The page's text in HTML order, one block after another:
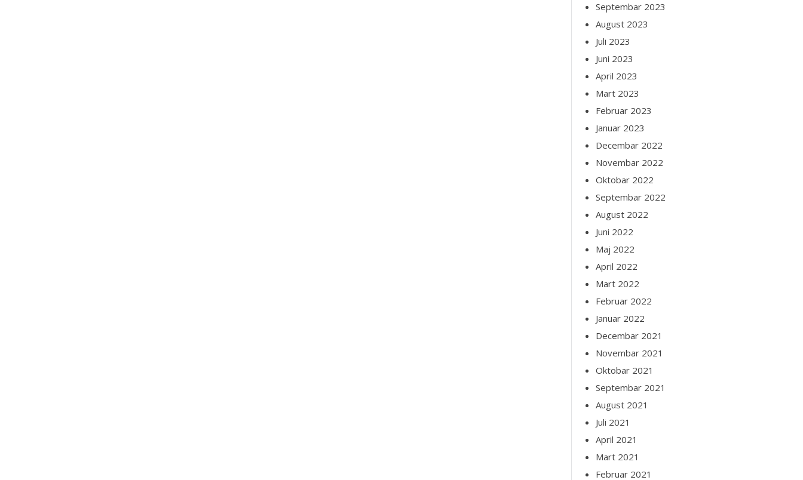
Septembar 2023
August 2023
Juli 2023
Juni 2023
April 2023
Mart 2023
Februar 2023
Januar 2023
Decembar 2022
Novembar 2022
Oktobar 2022
Septembar 2022
August 2022
Juni 2022
Maj 2022
April 2022
Mart 2022
Februar 2022
Januar 2022
Decembar 2021
Novembar 2021
Oktobar 2021
Septembar 2021
August 2021
Juli 2021
April 2021
Mart 2021
Februar 2021